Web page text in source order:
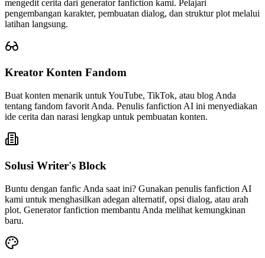
mengedit cerita dari generator fanfiction kami. Pelajari
pengembangan karakter, pembuatan dialog, dan struktur plot melalui
latihan langsung.
Kreator Konten Fandom
Buat konten menarik untuk YouTube, TikTok, atau blog Anda
tentang fandom favorit Anda. Penulis fanfiction AI ini menyediakan
ide cerita dan narasi lengkap untuk pembuatan konten.
Solusi Writer's Block
Buntu dengan fanfic Anda saat ini? Gunakan penulis fanfiction AI
kami untuk menghasilkan adegan alternatif, opsi dialog, atau arah
plot. Generator fanfiction membantu Anda melihat kemungkinan
baru.